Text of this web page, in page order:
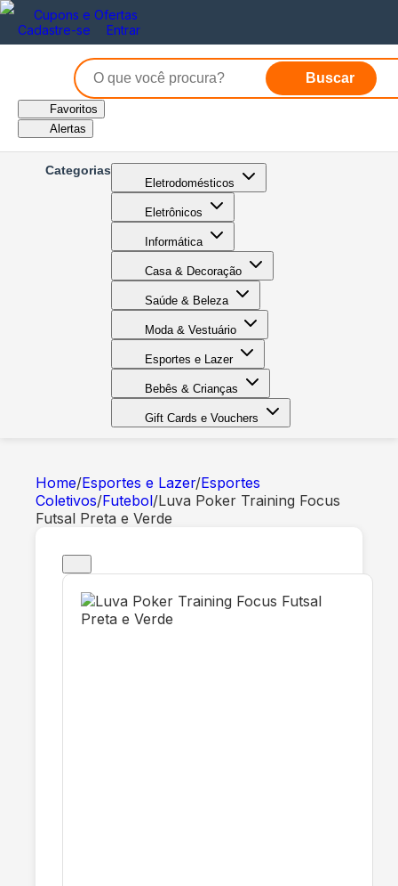
Cupons e Ofertas
Cadastre-se
Entrar
Buscar
Favoritos
Alertas
Categorias
Eletrodomésticos
Eletrônicos
Informática
Casa & Decoração
Saúde & Beleza
Moda & Vestuário
Esportes e Lazer
Bebês & Crianças
Gift Cards e Vouchers
Home/Esportes e Lazer/Esportes
Coletivos/Futebol/Luva Poker Training Focus
Futsal Preta e Verde